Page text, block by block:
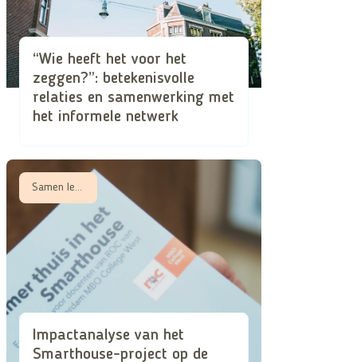
“Wie heeft het voor het
zeggen?”: betekenisvolle
relaties en samenwerking met
het informele netwerk
Impactanalyse van het
Smarthouse-project op de